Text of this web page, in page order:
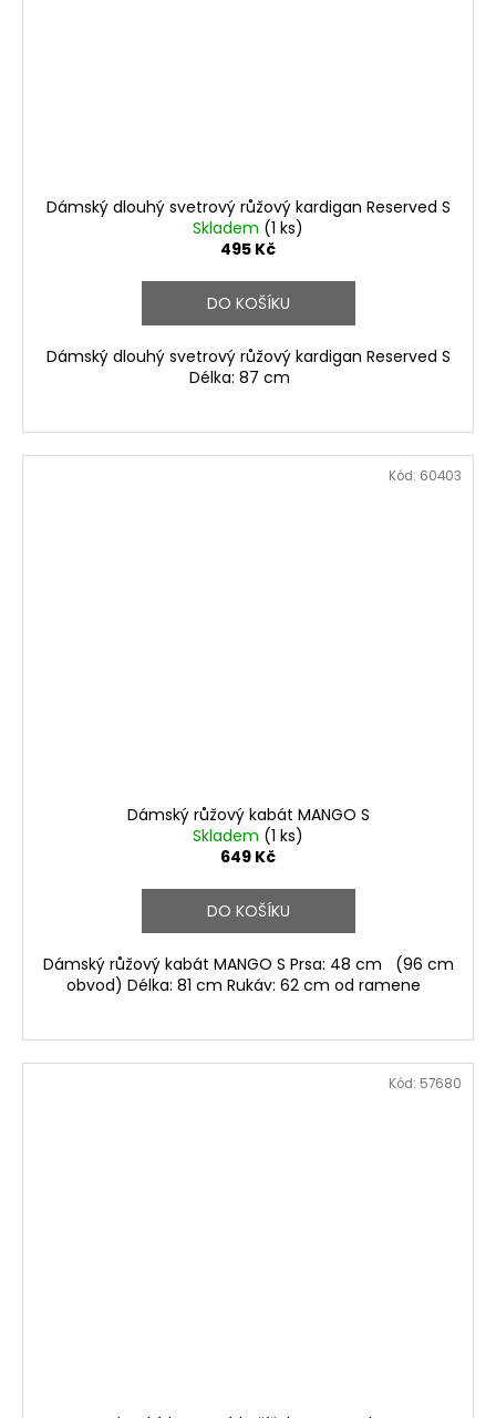
Dámský dlouhý svetrový růžový kardigan Reserved S
Skladem (1 ks)
495 Kč
DO KOŠÍKU
Dámský dlouhý svetrový růžový kardigan Reserved S
Délka: 87 cm
Dámský růžový kabát MANGO S
Skladem (1 ks)
649 Kč
DO KOŠÍKU
Dámský růžový kabát MANGO S Prsa: 48 cm (96 cm
obvod) Délka: 81 cm Rukáv: 62 cm od ramene
Kód: 60403
Kód: 57680